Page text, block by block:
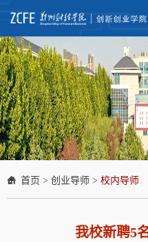
首页 > 创业导师 > 校内导师
我校新聘5